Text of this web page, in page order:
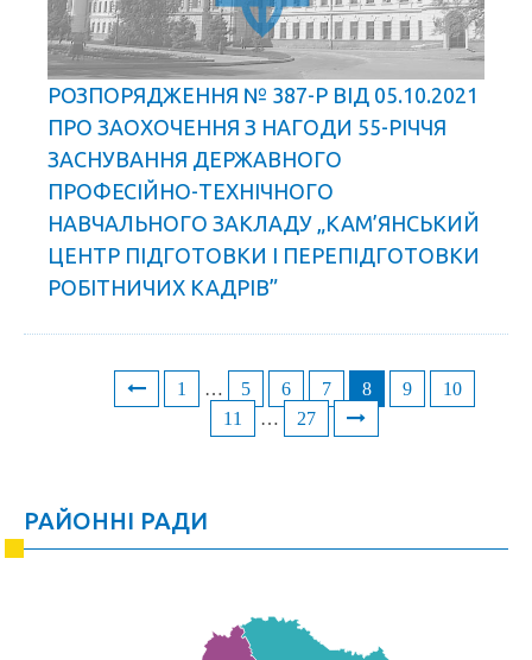
РОЗПОРЯДЖЕННЯ № 387-Р ВІД 05.10.2021
ПРО ЗАОХОЧЕННЯ З НАГОДИ 55-РІЧЧЯ
ЗАСНУВАННЯ ДЕРЖАВНОГО
ПРОФЕСІЙНО-ТЕХНІЧНОГО
НАВЧАЛЬНОГО ЗАКЛАДУ „КАМ’ЯНСЬКИЙ
ЦЕНТР ПІДГОТОВКИ І ПЕРЕПІДГОТОВКИ
РОБІТНИЧИХ КАДРІВ”
1 … 5 6 7 8 9
10
11
… 27
РАЙОННІ РАДИ